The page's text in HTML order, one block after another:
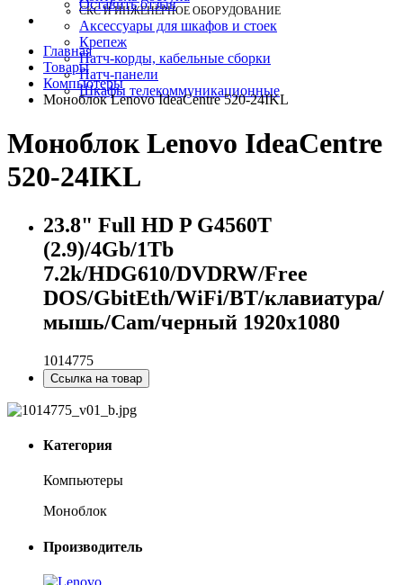
СКС И ИНЖЕНЕРНОЕ ОБОРУДОВАНИЕ
Аксессуары для шкафов и стоек
Крепеж
Патч-корды, кабельные сборки
Патч-панели
Шкафы телекоммуникационные
Оставить отзыв
Главная
Товары
Компьютеры
Моноблок Lenovo IdeaCentre 520-24IKL
Моноблок Lenovo IdeaCentre
520-24IKL
23.8" Full HD P G4560T
(2.9)/4Gb/1Tb
7.2k/HDG610/DVDRW/Free
DOS/GbitEth/WiFi/BT/клавиатура/
мышь/Cam/черный 1920x1080
1014775
Ссылка на товар
Категория
Компьютеры
Моноблок
Производитель